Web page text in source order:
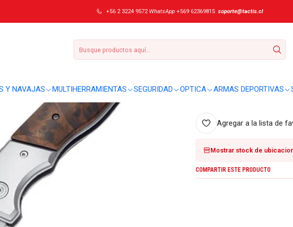
Y NAVAJAS MULTIHERRAMIENTAS SEGURIDAD OPTICA ARMAS DEPORTIVAS
+56 2 3224 9572 WhatsApp +569 62369815 soporte@tactis.cl
Magnum Forest Ranger 01MB233
|
Navaja Boker
No se entregaron detalles
Agregar a la lista de
Mostrar stock de
COMPARTIR ESTE PRODUCTO